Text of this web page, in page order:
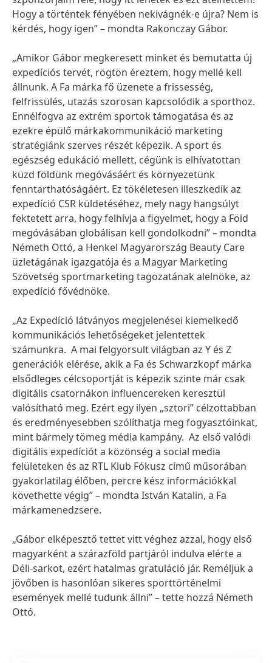
Hogy a történtek fényében nekivágnék-e újra? Nem is
kérdés, hogy igen” – mondta Rakonczay Gábor.
„Amikor Gábor megkeresett minket és bemutatta új
expedíciós tervét, rögtön éreztem, hogy mellé kell
állnunk. A Fa márka fő üzenete a frissesség,
felfrissülés, utazás szorosan kapcsolódik a sporthoz.
Ennélfogva az extrém sportok támogatása és az
ezekre épülő márkakommunikáció marketing
stratégiánk szerves részét képezik. A sport és
egészség edukáció mellett, cégünk is elhívatottan
küzd földünk megóvásáért és környezetünk
fenntarthatóságáért. Ez tökéletesen illeszkedik az
expedíció CSR küldetéséhez, mely nagy hangsúlyt
fektetett arra, hogy felhívja a figyelmet, hogy a Föld
megóvásában globálisan kell gondolkodni” – mondta
Németh Ottó, a Henkel Magyarország Beauty Care
üzletágának igazgatója és a Magyar Marketing
Szövetség sportmarketing tagozatának alelnöke, az
expedíció fővédnöke.
„Az Expedíció látványos megjelenései kiemelkedő
kommunikációs lehetőségeket jelentettek
számunkra. A mai felgyorsult világban az Y és Z
generációk elérése, akik a Fa és Schwarzkopf márka
elsődleges célcsoportját is képezik szinte már csak
digitális csatornákon influencereken keresztül
valósítható meg. Ezért egy ilyen „sztori” célzottabban
és eredményesebben szólíthatja meg fogyasztóinkat,
mint bármely tömeg média kampány. Az első valódi
digitális expedíciót a közönség a social media
felületeken és az RTL Klub Fókusz című műsorában
gyakorlatilag élőben, percre kész információkkal
követhette végig” – mondta István Katalin, a Fa
márkamenedzsere.
„Gábor elképesztő tettet vitt véghez azzal, hogy első
magyarként a szárazföld partjáról indulva elérte a
Déli-sarkot, ezért hatalmas gratuláció jár. Reméljük a
jövőben is hasonlóan sikeres sporttörténelmi
események mellé tudunk állni” – tette hozzá Németh
Ottó.